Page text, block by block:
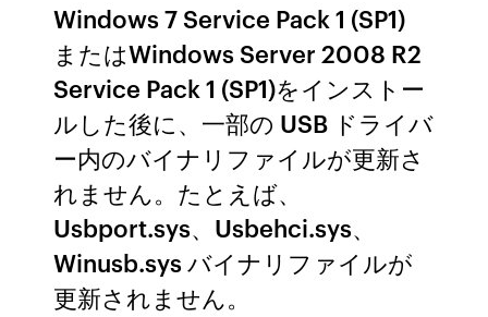
Windows 7 Service Pack 1 (SP1)
またはWindows Server 2008 R2
Service Pack 1 (SP1)をインストー
ルした後に、一部の USB ドライバ
ー内のバイナリファイルが更新さ
れません。たとえば、
Usbport.sys、Usbehci.sys、
Winusb.sys バイナリファイルが
更新されません。